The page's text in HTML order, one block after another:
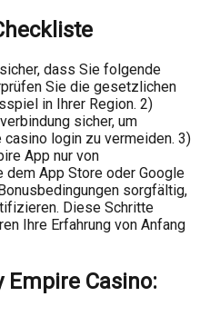
dass Sie folgende
Sie die gesetzlichen
in Ihrer Region. 2)
sicher, um
login zu vermeiden. 3)
App nur von
dem App Store oder Google
sorgfältig,
Diese Schritte
Ihre Erfahrung von Anfang
Empire Casino: